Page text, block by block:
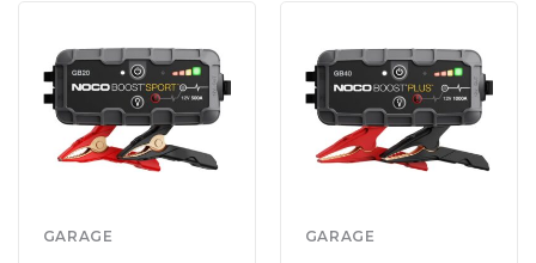
GARAGE GARAGE